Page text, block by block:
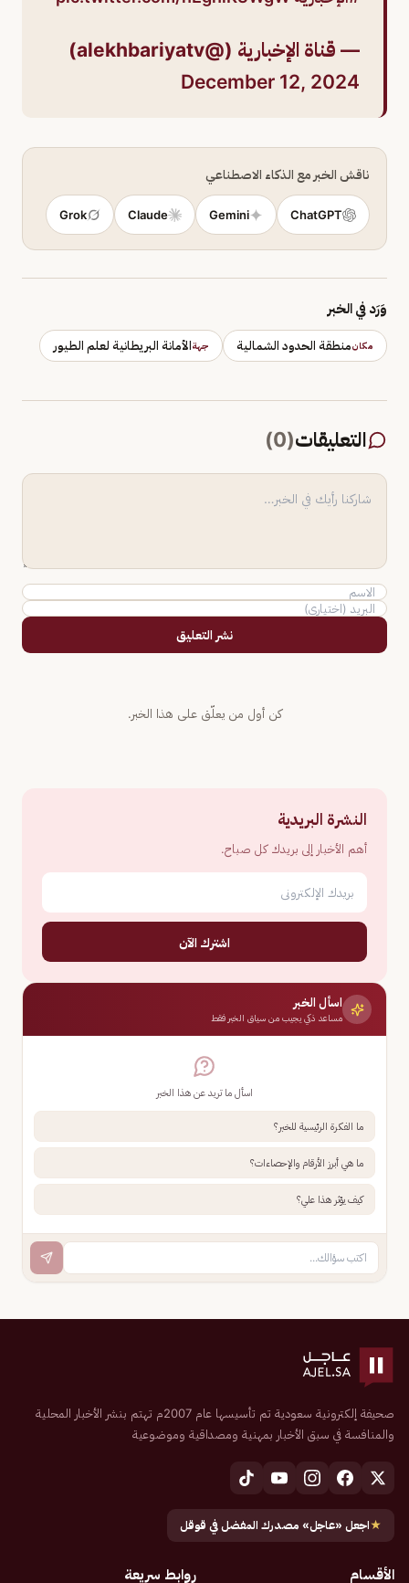
— قناة الإخبارية (@alekhbariyatv)
December 12, 2024
ناقش الخبر مع الذكاء الاصطناعي
ChatGPT
Gemini
Claude
Grok
وَرَد في الخبر
مكانمنطقة الحدود الشمالية جهةالأمانة البريطانية لعلم الطيور
التعليقات(
0
)
نشر التعليق
كن أول من يعلّق على هذا الخبر.
النشرة البريدية
أهم الأخبار إلى بريدك كل صباح.
اشترك الآن
اسأل الخبر
مساعد ذكي يجيب من سياق الخبر فقط
اسأل ما تريد عن هذا الخبر
ما الفكرة الرئيسية للخبر؟
ما هي أبرز الأرقام والإحصاءات؟
كيف يؤثر هذا علي؟
صحيفة إلكترونية سعودية تم تأسيسها عام 2007م تهتم بنشر الأخبار المحلية
والمنافسة في سبق الأخبار بمهنية ومصداقية وموضوعية
★اجعل «عاجل» مصدرك المفضل في قوقل
الأقسام روابط سريعة